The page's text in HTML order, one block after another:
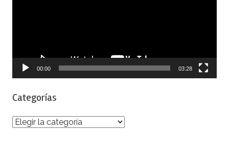
00:00 03:28
Categorías
Categorías